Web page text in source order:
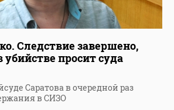
Следствие завершено,
просит суда
Саратова в очередной раз
в СИЗО